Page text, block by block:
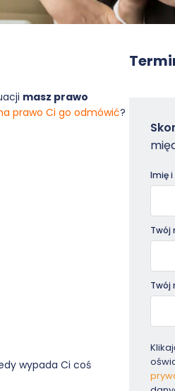
masz prawo
prawo Ci go odmówić?
wypada Ci coś
-
Imię i
Twój
Twój